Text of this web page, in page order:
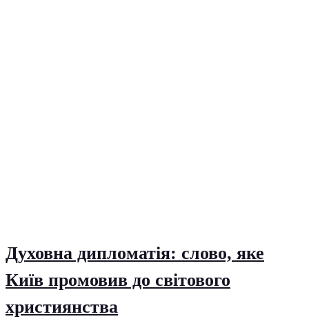
Духовна дипломатія: слово, яке
Київ промовив до світового
християнства